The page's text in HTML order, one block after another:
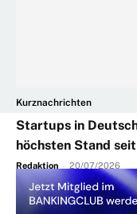
Kurznachrichten
Startups in
höchsten Stand
Redaktion - 20/07/2026